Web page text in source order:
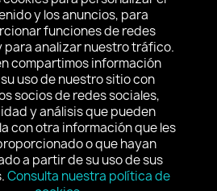
y recibir las noticias más
y ofertas especiales.
y la política de
y los anuncios, para
funciones de redes
para analizar nuestro tráfico.
compartimos información
uso de nuestro sitio con
socios de redes sociales,
y análisis que pueden
con otra información que les
o que hayan
a partir de su uso de sus
Consulta nuestra política de